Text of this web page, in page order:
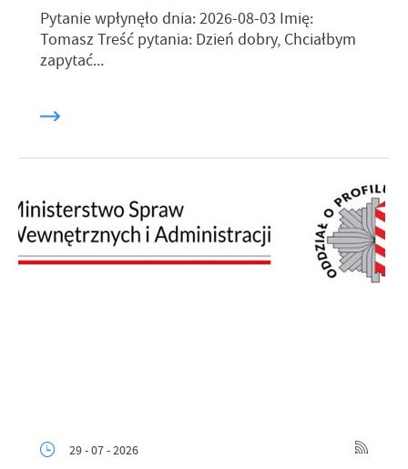
Pytanie wpłynęło dnia: 2026-08-03 Imię:
Tomasz Treść pytania: Dzień dobry, Chciałbym
zapytać...
29 - 07 - 2026